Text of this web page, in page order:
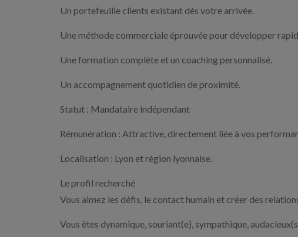
Un portefeuille clients existant dès votre arrivée.
Une méthode commerciale éprouvée pour développer
Une formation complète et un coaching personnalisé.
Un accompagnement quotidien de proximité.
Statut : Mandataire indépendant
Rémunération : Attractive, directement liée à vos
Localisation : Lyon et région lyonnaise.
Le profil recherché
Vous aimez les défis, le contact humain et créer des
Vous êtes dynamique, souriant(e), sympathique,